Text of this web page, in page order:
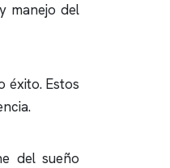
manejo del
éxito. Estos
del sueño